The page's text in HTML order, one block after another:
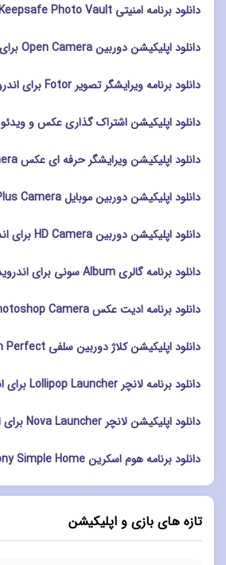
دانلود برنامه امنیتی Keepsafe Photo Vault برای اندروید
دانلود اپلیکیشن دوربین Open Camera برای اندروید
دانلود برنامه ویرایشگر تصویر Fotor برای اندروید
دانلود اپلیکیشن اشتراک گذاری عکس و ویدئو Flickr برای اندروید
دانلود اپلیکیشن ویرایشگر حرفه ای عکس PIP Camera برای اندروید
دانلود اپلیکیشن دوربین موبایل OnePlus Camera برای اندروید
دانلود اپلیکیشن دوربین HD Camera برای اندروید
دانلود برنامه گالری Album سونی برای اندروید
دانلود برنامه ادیت عکس Photoshop Camera برای اندروید
دانلود اپلیکیشن کلاژ دوربین سلفی YouCam Perfect برای اندروید
دانلود برنامه لانچر Lollipop Launcher برای اندروید
دانلود اپلیکیشن لانچر Nova Launcher برای اندروید
دانلود برنامه هوم اسکرین Sony Simple Home برای اندروید
تازه های بازی و اپلیکیشن